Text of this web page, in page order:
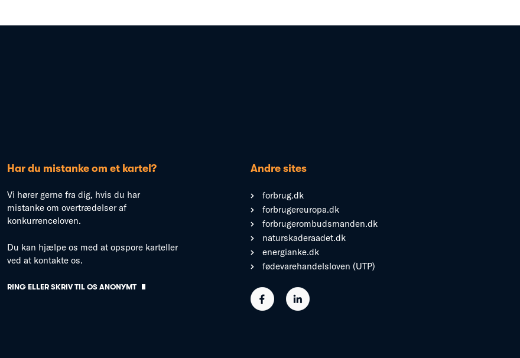
Har du mistanke om et kartel?
Vi hører gerne fra dig, hvis du har
mistanke om overtrædelser af
konkurrenceloven.
Du kan hjælpe os med at opspore karteller
ved at kontakte os.
RING ELLER SKRIV TIL OS ANONYMT
Andre sites
forbrug.dk
forbrugereuropa.dk
forbrugerombudsmanden.dk
naturskaderaadet.dk
energianke.dk
fødevarehandelsloven (UTP)